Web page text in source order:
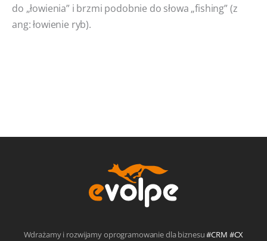
do „łowienia” i brzmi podobnie do słowa „fishing” (z
ang: łowienie ryb).
Wdrażamy i rozwijamy oprogramowanie dla biznesu#CRM #CX